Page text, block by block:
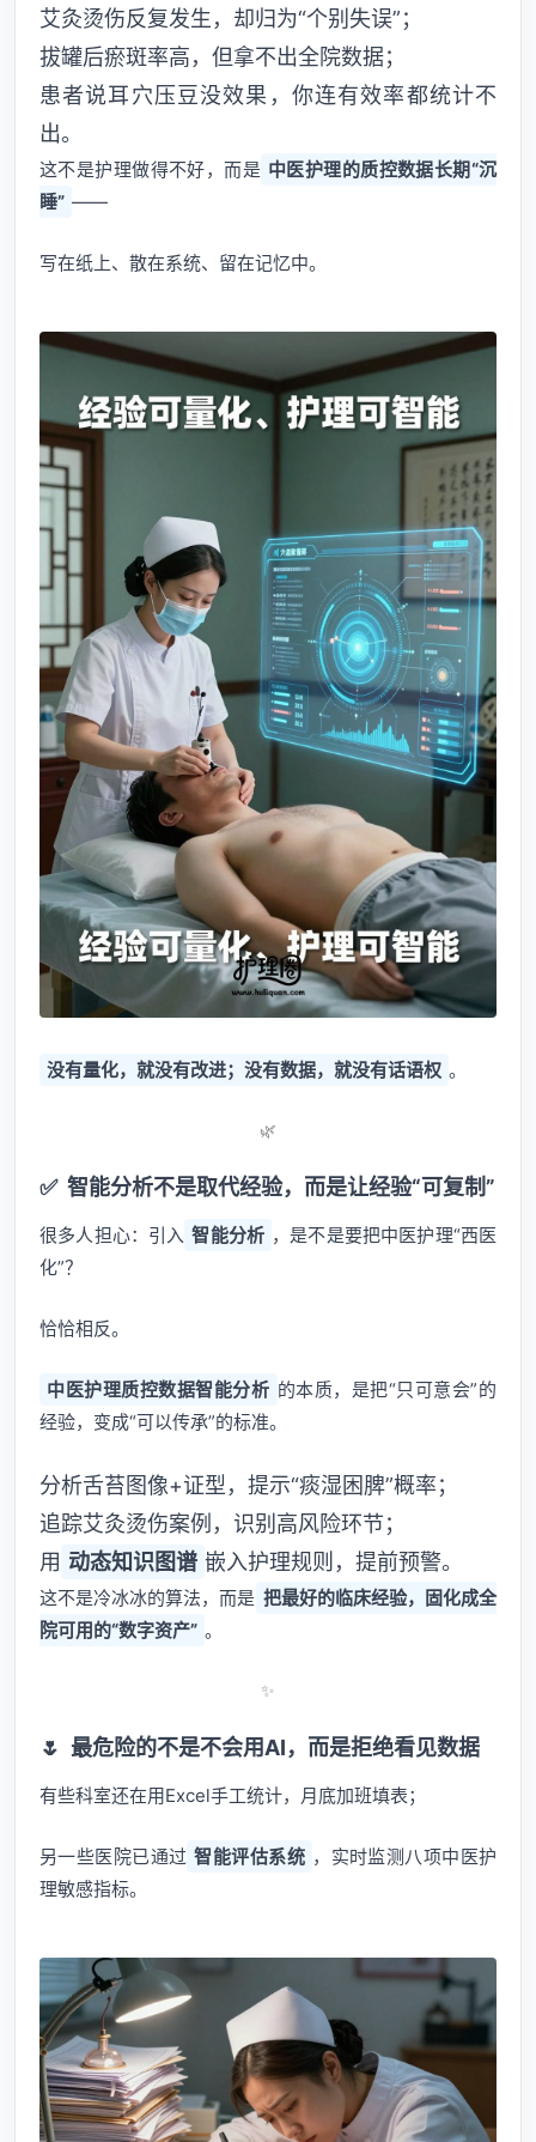
艾灸烫伤反复发生，却归为“个别失误”；
拔罐后瘀斑率高，但拿不出全院数据；
患者说耳穴压豆没效果，你连有效率都统计不
出。
这不是护理做得不好，而是 中医护理的质控数据长期“沉
睡” ——
写在纸上、散在系统、留在记忆中。
没有量化，就没有改进；没有数据，就没有话语权 。
🌿
✅ 智能分析不是取代经验，而是让经验“可复制”
很多人担心：引入 智能分析 ，是不是要把中医护理“西医
化”？
恰恰相反。
中医护理质控数据智能分析 的本质，是把“只可意会”的
经验，变成“可以传承”的标准。
分析舌苔图像+证型，提示“痰湿困脾”概率；
追踪艾灸烫伤案例，识别高风险环节；
用 动态知识图谱 嵌入护理规则，提前预警。
这不是冷冰冰的算法，而是 把最好的临床经验，固化成全
院可用的“数字资产” 。
✨
🌷 最危险的不是不会用AI，而是拒绝看见数据
有些科室还在用Excel手工统计，月底加班填表；
另一些医院已通过 智能评估系统 ，实时监测八项中医护
理敏感指标。